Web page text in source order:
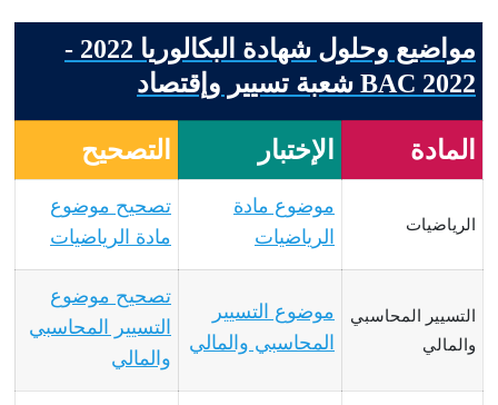
مواضيع وحلول شهادة البكالوريا 2022 -
BAC 2022 شعبة تسيير وإقتصاد
المادة الإختبار التصحيح
الرياضيات
موضوع مادة
الرياضيات
تصحيح موضوع
مادة الرياضيات
التسيير المحاسبي
والمالي
موضوع التسيير
المحاسبي والمالي
تصحيح موضوع
التسيير المحاسبي
والمالي